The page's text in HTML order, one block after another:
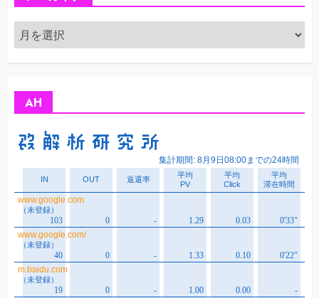
ア
ー
カ
AH